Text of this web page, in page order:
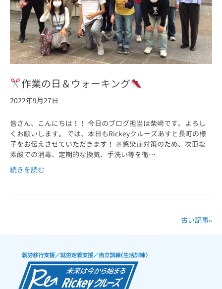
作業の日＆ウォーキング
2022年9月27日
皆さん、こんにちは！！ 今日のブログ担当は柴﨑です。よろし
くお願いします。 では、本日もRickeyクルーズあすと長町の様
子をお伝えさせていただきます！ ※感染症対策のため、次亜塩
素酸での消毒、定期的な換気、手洗い等を徹…
続きを読む
古い記事»